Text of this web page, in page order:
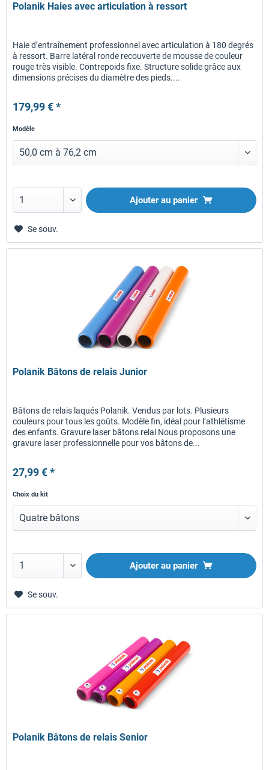
Polanik Haies avec articulation à ressort
Haie d’entraînement professionnel avec articulation à 180 degrés
à ressort. Barre latéral ronde recouverte de mousse de couleur
rouge très visible. Contrepoids fixe. Structure solide grâce aux
dimensions précises du diamètre des pieds....
179,99 € *
Modèle
Ajouter au panier
Se souv.
Polanik Bâtons de relais Junior
Bâtons de relais laqués Polanik. Vendus par lots. Plusieurs
couleurs pour tous les goûts. Modèle fin, idéal pour l’athlétisme
des enfants. Gravure laser bâtons relai Nous proposons une
gravure laser professionnelle pour vos bâtons de...
27,99 € *
Choix du kit
Ajouter au panier
Se souv.
Polanik Bâtons de relais Senior